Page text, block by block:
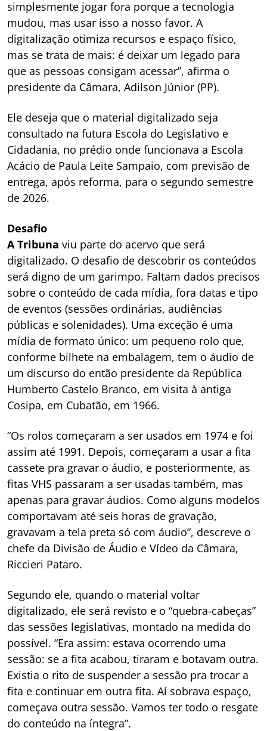
simplesmente jogar fora porque a tecnologia
mudou, mas usar isso a nosso favor. A
digitalização otimiza recursos e espaço físico,
mas se trata de mais: é deixar um legado para
que as pessoas consigam acessar”, afirma o
presidente da Câmara, Adilson Júnior (PP).
Ele deseja que o material digitalizado seja
consultado na futura Escola do Legislativo e
Cidadania, no prédio onde funcionava a Escola
Acácio de Paula Leite Sampaio, com previsão de
entrega, após reforma, para o segundo semestre
de 2026.
Desafio
A Tribuna viu parte do acervo que será
digitalizado. O desafio de descobrir os conteúdos
será digno de um garimpo. Faltam dados precisos
sobre o conteúdo de cada mídia, fora datas e tipo
de eventos (sessões ordinárias, audiências
públicas e solenidades). Uma exceção é uma
mídia de formato único: um pequeno rolo que,
conforme bilhete na embalagem, tem o áudio de
um discurso do então presidente da República
Humberto Castelo Branco, em visita à antiga
Cosipa, em Cubatão, em 1966.
“Os rolos começaram a ser usados em 1974 e foi
assim até 1991. Depois, começaram a usar a fita
cassete pra gravar o áudio, e posteriormente, as
fitas VHS passaram a ser usadas também, mas
apenas para gravar áudios. Como alguns modelos
comportavam até seis horas de gravação,
gravavam a tela preta só com áudio”, descreve o
chefe da Divisão de Áudio e Vídeo da Câmara,
Riccieri Pataro.
Segundo ele, quando o material voltar
digitalizado, ele será revisto e o “quebra-cabeças”
das sessões legislativas, montado na medida do
possível. “Era assim: estava ocorrendo uma
sessão: se a fita acabou, tiraram e botavam outra.
Existia o rito de suspender a sessão pra trocar a
fita e continuar em outra fita. Aí sobrava espaço,
começava outra sessão. Vamos ter todo o resgate
do conteúdo na íntegra”.